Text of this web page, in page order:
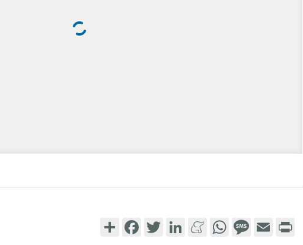
ShareFacebook
TwitterLinkedInMeneame
WhatsApp
Message
Email